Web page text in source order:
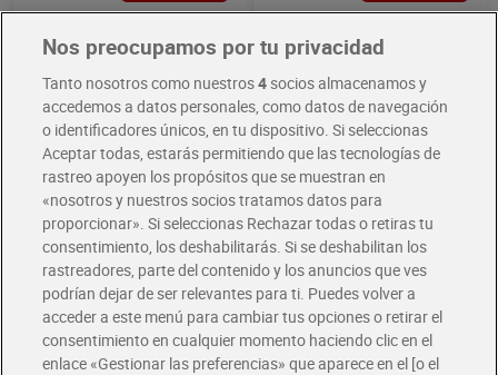
Horchata Dia 3 x 200 ml
1,19 € (1,98 €/LITRO)
Mejor valorado
Bebida de avena Dia
Vegedia pack 6 x 1 L
Sin gluten
5,70 € (0,95 €/LITRO)
Nos preocupamos por tu privacidad
Tanto nosotros como nuestros4socios almacenamos y
accedemos a datos personales, como datos de navegación
o identificadores únicos, en tu dispositivo. Si seleccionas
Aceptar todas, estarás permitiendo que las tecnologías de
rastreo apoyen los propósitos que se muestran en
«nosotros y nuestros socios tratamos datos para
proporcionar». Si seleccionas Rechazar todas o retiras tu
consentimiento, los deshabilitarás. Si se deshabilitan los
rastreadores, parte del contenido y los anuncios que ves
podrían dejar de ser relevantes para ti. Puedes volver a
acceder a este menú para cambiar tus opciones o retirar el
consentimiento en cualquier momento haciendo clic en el
enlace «Gestionar las preferencias» que aparece en el [o el